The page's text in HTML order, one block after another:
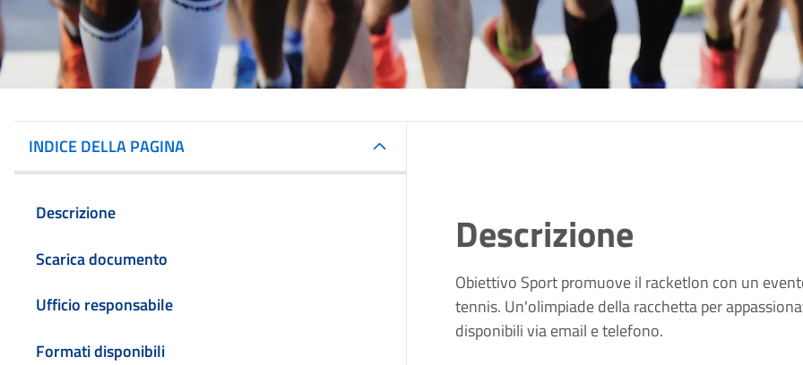
INDICE DELLA PAGINA
Descrizione
Scarica documento
Ufficio responsabile
Formati disponibili
Descrizione
Obiettivo Sport promuove il racketlon con un
tennis. Un'olimpiade della racchetta per
disponibili via email e telefono.